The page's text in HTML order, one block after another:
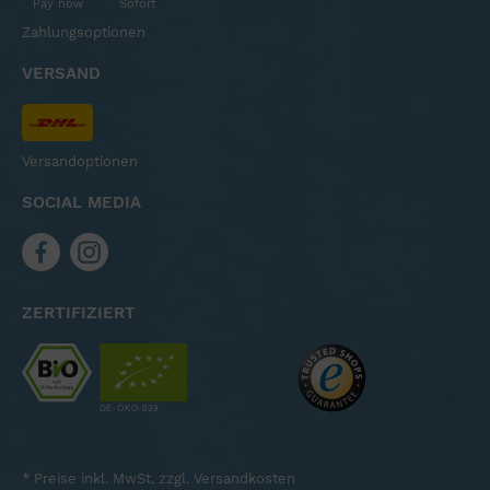
Pay now Sofort
Zahlungsoptionen
VERSAND
Versandoptionen
SOCIAL MEDIA
ZERTIFIZIERT
* Preise inkl. MwSt. zzgl. Versandkosten